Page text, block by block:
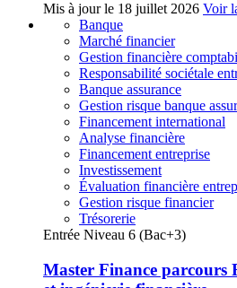
Mis à jour le 18 juillet 2026 Voir
Banque
Marché financier
Gestion financière
Responsabilité sociétale
Banque assurance
Gestion risque banque
Financement international
Analyse financière
Financement entreprise
Investissement
Évaluation financière
Gestion risque financier
Trésorerie
Entrée Niveau 6 (Bac+3)
Master Finance parcours